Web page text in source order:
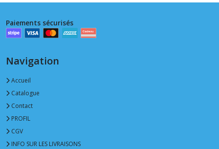
Paiements sécurisés
Navigation
Accueil
Catalogue
Contact
PROFIL
CGV
INFO SUR LES LIVRAISONS